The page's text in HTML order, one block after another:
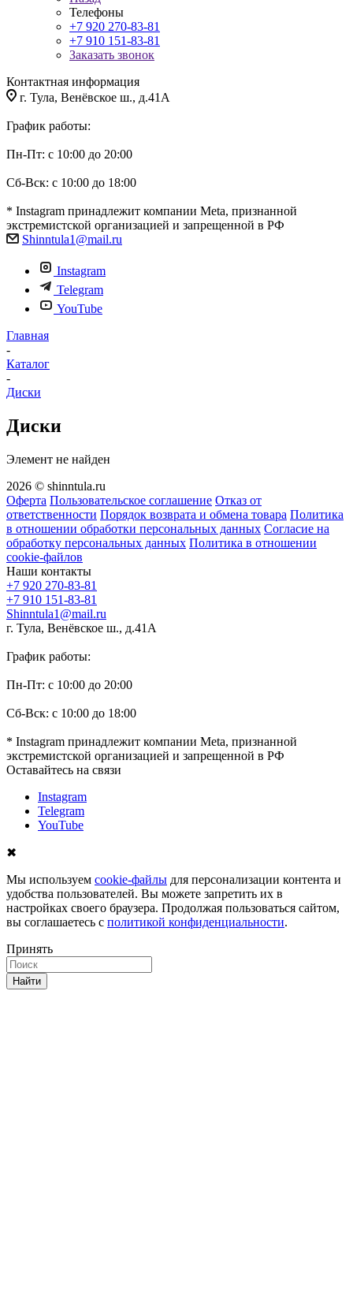
Телефоны
+7 920 270-83-81
+7 910 151-83-81
Заказать звонок
Контактная информация
г. Тула, Венёвское ш., д.41А
График работы:
Пн-Пт: с 10:00 до 20:00
Сб-Вск: с 10:00 до 18:00
* Instagram принадлежит компании Meta, признанной
экстремистской организацией и запрещенной в РФ
Shinntula1@mail.ru
Instagram
Telegram
YouTube
Главная
-
Каталог
-
Диски
Диски
Элемент не найден
2026 © shinntula.ru
Оферта Пользовательское соглашение Отказ от
ответственности Порядок возврата и обмена товара Политика
в отношении обработки персональных данных Согласие на
обработку персональных данных Политика в отношении
cookie-файлов
Наши контакты
+7 920 270-83-81
+7 910 151-83-81
Shinntula1@mail.ru
г. Тула, Венёвское ш., д.41А
График работы:
Пн-Пт: с 10:00 до 20:00
Сб-Вск: с 10:00 до 18:00
* Instagram принадлежит компании Meta, признанной
экстремистской организацией и запрещенной в РФ
Оставайтесь на связи
Instagram
Telegram
YouTube
✖
Мы используем cookie-файлы для персонализации контента и
удобства пользователей. Вы можете запретить их в
настройках своего браузера. Продолжая пользоваться сайтом,
вы соглашаетесь с политикой конфиденциальности.
Принять
Найти